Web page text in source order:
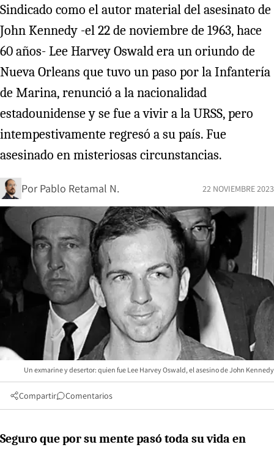
Sindicado como el autor material del asesinato de
John Kennedy -el 22 de noviembre de 1963, hace
60 años- Lee Harvey Oswald era un oriundo de
Nueva Orleans que tuvo un paso por la Infantería
de Marina, renunció a la nacionalidad
estadounidense y se fue a vivir a la URSS, pero
intempestivamente regresó a su país. Fue
asesinado en misteriosas circunstancias.
Por Pablo Retamal N. 22 NOVIEMBRE 2023
Un exmarine y desertor: quien fue Lee Harvey Oswald, el asesino de John Kennedy
Compartir Comentarios
Seguro que por su mente pasó toda su vida en